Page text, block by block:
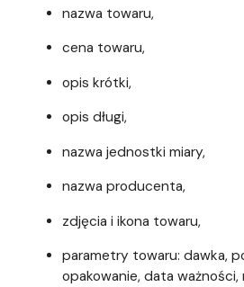
nazwa towaru,
cena towaru,
opis krótki,
opis długi,
nazwa jednostki miary,
nazwa producenta,
zdjęcia i ikona towaru,
parametry towaru: dawka,
opakowanie, data ważności,